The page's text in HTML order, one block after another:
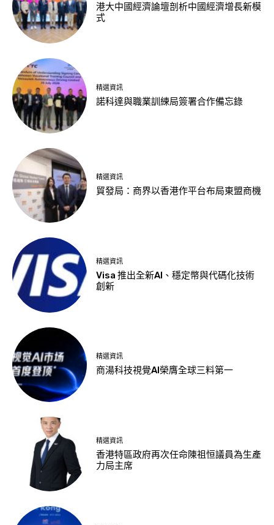
港大中國經濟論壇剖析中國經濟增長新模
式
精選資訊
諾科達與職業訓練局簽署合作備忘錄
精選資訊
貿發局：商界以香港作平台布局東盟商機
精選資訊
Visa 推出全新AI、穩定幣與代碼化技術
創新
精選資訊
商湯科技視覺AI榮膺全球三料第一
精選資訊
香港特區政府再次任命陳祖恒議員為生產
力局主席